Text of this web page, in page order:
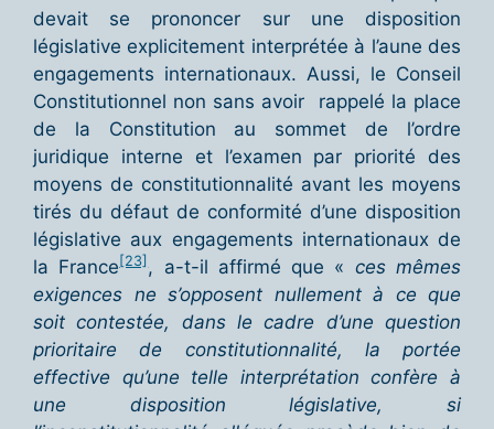
devait se prononcer sur une disposition
législative explicitement interprétée à l’aune des
engagements internationaux. Aussi, le Conseil
Constitutionnel non sans avoir rappelé la place
de la Constitution au sommet de l’ordre
juridique interne et l’examen par priorité des
moyens de constitutionnalité avant les moyens
tirés du défaut de conformité d’une disposition
législative aux engagements internationaux de
la France[23], a-t-il affirmé que « ces mêmes
exigences ne s’opposent nullement à ce que
soit contestée, dans le cadre d’une question
prioritaire de constitutionnalité, la portée
effective qu’une telle interprétation confère à
une disposition législative, si